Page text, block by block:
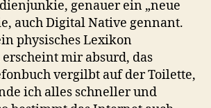
genauer ein „neue
auch Digital Native gennant.
physisches Lexikon
mir absurd, das
vergilbt auf der Toilette,
ich alles schneller und